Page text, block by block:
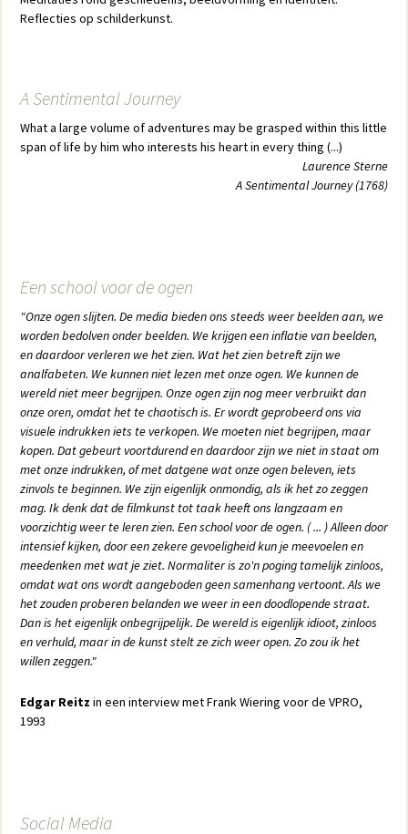
Reflecties op schilderkunst.
A Sentimental Journey
What a large volume of adventures may be grasped within this little
span of life by him who interests his heart in every thing (...)
Laurence Sterne
A Sentimental Journey (1768)
Een school voor de ogen
"Onze ogen slijten. De media bieden ons steeds weer beelden aan, we
worden bedolven onder beelden. We krijgen een inflatie van beelden,
en daardoor verleren we het zien. Wat het zien betreft zijn we
analfabeten. We kunnen niet lezen met onze ogen. We kunnen de
wereld niet meer begrijpen. Onze ogen zijn nog meer verbruikt dan
onze oren, omdat het te chaotisch is. Er wordt geprobeerd ons via
visuele indrukken iets te verkopen. We moeten niet begrijpen, maar
kopen. Dat gebeurt voortdurend en daardoor zijn we niet in staat om
met onze indrukken, of met datgene wat onze ogen beleven, iets
zinvols te beginnen. We zijn eigenlijk onmondig, als ik het zo zeggen
mag. Ik denk dat de filmkunst tot taak heeft ons langzaam en
voorzichtig weer te leren zien. Een school voor de ogen. ( ... ) Alleen door
intensief kijken, door een zekere gevoeligheid kun je meevoelen en
meedenken met wat je ziet. Normaliter is zo'n poging tamelijk zinloos,
omdat wat ons wordt aangeboden geen samenhang vertoont. Als we
het zouden proberen belanden we weer in een doodlopende straat.
Dan is het eigenlijk onbegrijpelijk. De wereld is eigenlijk idioot, zinloos
en verhuld, maar in de kunst stelt ze zich weer open. Zo zou ik het
willen zeggen."
Edgar Reitz in een interview met Frank Wiering voor de VPRO,
1993
Social Media